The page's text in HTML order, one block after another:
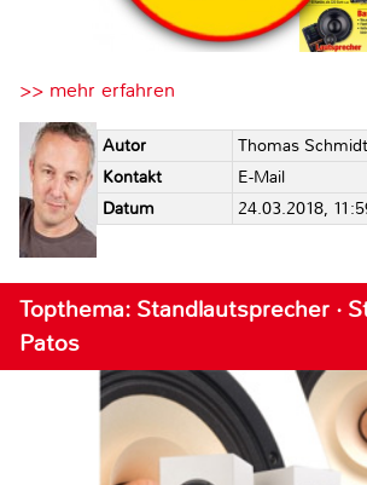
>> mehr erfahren
Autor
Thomas Schmidt
Kontakt
E-Mail
Datum
24.03.2018,
Topthema: Standlautsprecher ·
Patos